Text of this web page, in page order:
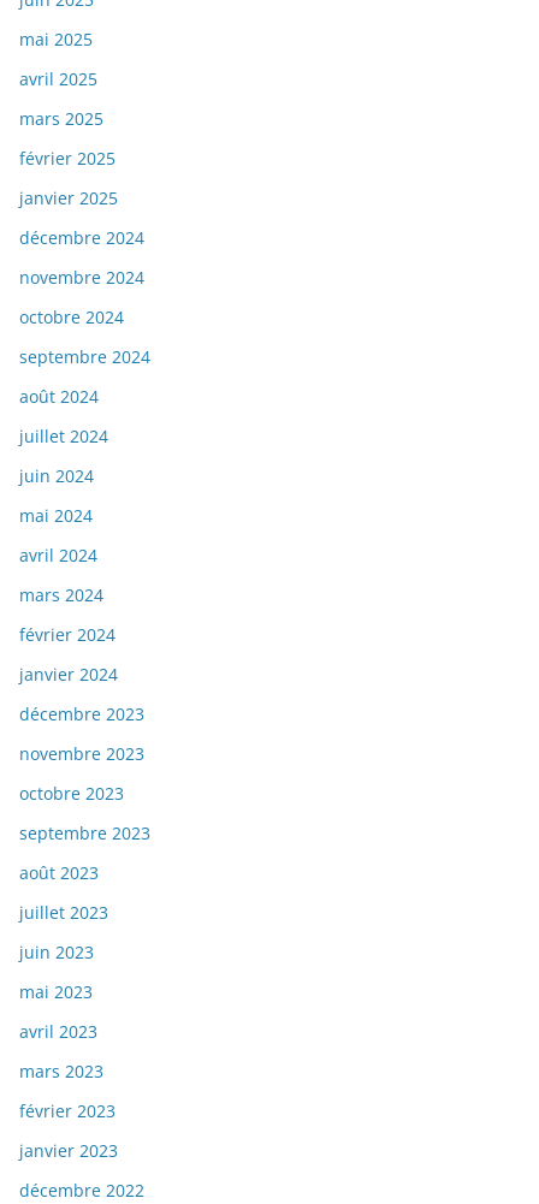
mai 2025
avril 2025
mars 2025
février 2025
janvier 2025
décembre 2024
novembre 2024
octobre 2024
septembre 2024
août 2024
juillet 2024
juin 2024
mai 2024
avril 2024
mars 2024
février 2024
janvier 2024
décembre 2023
novembre 2023
octobre 2023
septembre 2023
août 2023
juillet 2023
juin 2023
mai 2023
avril 2023
mars 2023
février 2023
janvier 2023
décembre 2022